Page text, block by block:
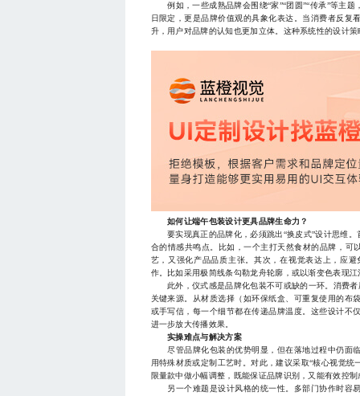
例如，一些成熟品牌会围绕“家”“团圆”“传承”等主题
日限定，更是品牌价值观的具象化表达。当消费者反复
升，用户对品牌的认知也更加立体。这种系统性的设计
如何让端午包装设计更具品牌生命力？
要实现真正的品牌化，必须跳出“换皮式”设计思维。
合的情感共鸣点。比如，一个主打天然食材的品牌，可
艺，又强化产品品质主张。其次，在视觉表达上，应
作。比如采用极简线条勾勒龙舟轮廓，或以渐变色表现
此外，仪式感是品牌化包装不可或缺的一环。消费者
关键来源。从材质选择（如环保纸盒、可重复使用的布
或手写信，每一个细节都在传递品牌温度。这些设计不
进一步放大传播效果。
实操难点与解决方案
尽管品牌化包装的优势明显，但在落地过程中仍面
用特殊材质或定制工艺时。对此，建议采取“核心视觉
限量款中做小幅调整，既能保证品牌识别，又能有效控制
另一个难题是设计风格的统一性。多部门协作时容